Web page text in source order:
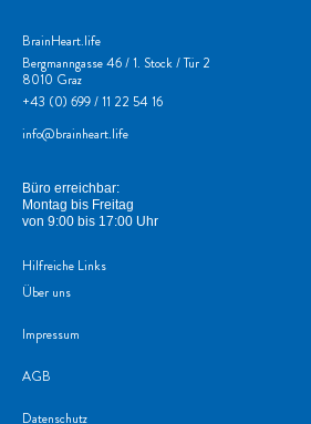
BrainHeart.life
Bergmanngasse 46 / 1. Stock / Tür 2
8010 Graz
+43 (0) 699 / 11 22 54 16
info@brainheart.life
Büro erreichbar:
Montag bis Freitag
von 9:00 bis 17:00 Uhr
Hilfreiche Links
Über uns
Impressum
AGB
Datenschutz